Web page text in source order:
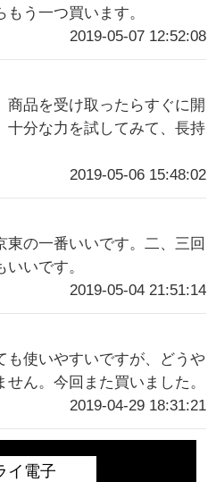
う一つ買います。
2019-05-07 12:52:08
商品を受け取ったらすぐに開
十分な力を試してみて、長持
2019-05-06 15:48:02
東の一番いいです。二、三回
いです。
2019-05-04 21:51:14
も使いやすいですが、どうや
ん。今回また買いました。
2019-04-29 18:31:21
イ電子